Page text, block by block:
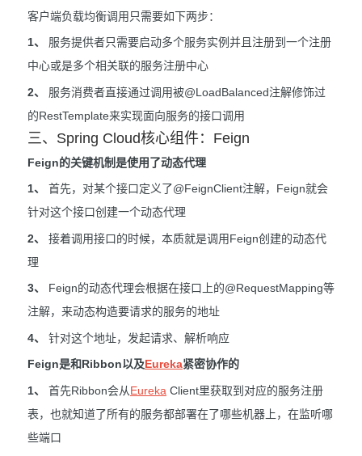
客户端负载均衡调用只需要如下两步：
1、
服务提供者只需要启动多个服务实例并且注册到一个注册
中心或是多个相关联的服务注册中心
2、
服务消费者直接通过调用被@LoadBalanced注解修饰过
的RestTemplate来实现面向服务的接口调用
三、Spring Cloud核心组件：Feign
Feign的关键机制是使用了动态代理
1、
首先，对某个接口定义了@FeignClient注解，Feign就会
针对这个接口创建一个动态代理
2、
接着调用接口的时候，本质就是调用Feign创建的动态代
理
3、
Feign的动态代理会根据在接口上的@RequestMapping等
注解，来动态构造要请求的服务的地址
4、 针对这个地址，发起请求、解析响应
Feign是和Ribbon以及Eureka紧密协作的
1、 首先Ribbon会从Eureka Client里获取到对应的服务注册
表，也就知道了所有的服务都部署在了哪些机器上，在监听哪
些端口